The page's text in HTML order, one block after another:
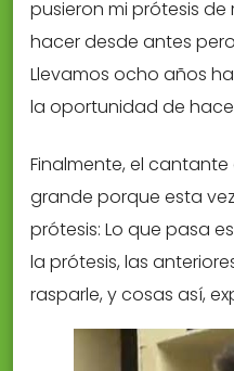
pusieron mi prótesis
hacer desde antes
Llevamos ocho años
la oportunidad de
Finalmente, el
grande porque esta
prótesis: Lo que pasa
la prótesis, las
rasparle, y cosas así,